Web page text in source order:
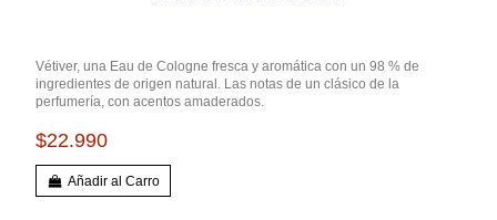
Vétiver, una Eau de Cologne fresca y aromática con un 98 % de
ingredientes de origen natural. Las notas de un clásico de la
perfumería, con acentos amaderados.
$22.990
Añadir al Carro